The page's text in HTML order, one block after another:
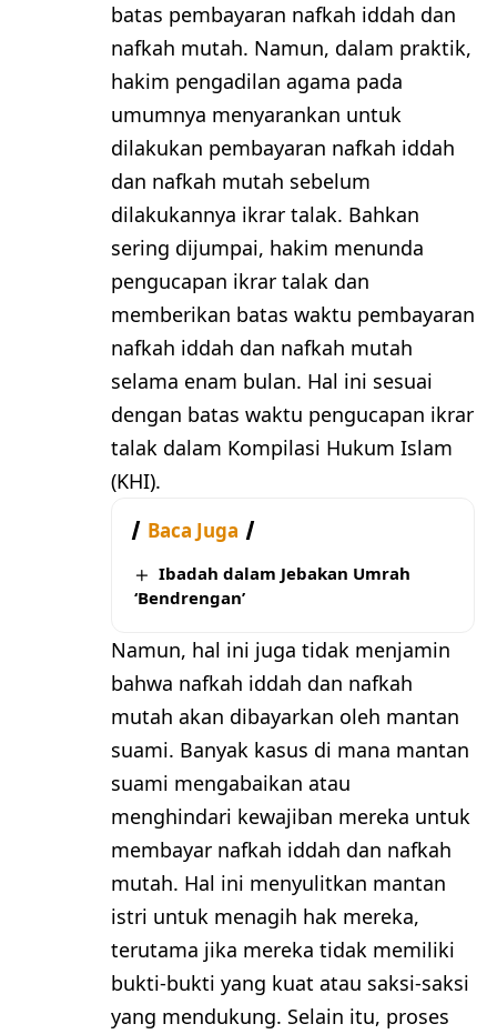
batas pembayaran nafkah iddah dan
nafkah mutah. Namun, dalam praktik,
hakim pengadilan agama pada
umumnya menyarankan untuk
dilakukan pembayaran nafkah iddah
dan nafkah mutah sebelum
dilakukannya ikrar talak. Bahkan
sering dijumpai, hakim menunda
pengucapan ikrar talak dan
memberikan batas waktu pembayaran
nafkah iddah dan nafkah mutah
selama enam bulan. Hal ini sesuai
dengan batas waktu pengucapan ikrar
talak dalam Kompilasi Hukum Islam
(KHI).
Baca Juga
Ibadah dalam Jebakan Umrah
‘Bendrengan’
Namun, hal ini juga tidak menjamin
bahwa nafkah iddah dan nafkah
mutah akan dibayarkan oleh mantan
suami. Banyak kasus di mana mantan
suami mengabaikan atau
menghindari kewajiban mereka untuk
membayar nafkah iddah dan nafkah
mutah. Hal ini menyulitkan mantan
istri untuk menagih hak mereka,
terutama jika mereka tidak memiliki
bukti-bukti yang kuat atau saksi-saksi
yang mendukung. Selain itu, proses